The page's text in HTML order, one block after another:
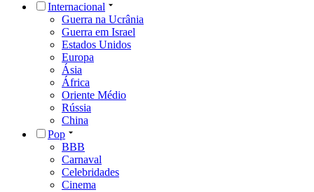
Internacional
Guerra na Ucrânia
Guerra em Israel
Estados Unidos
Europa
Ásia
África
Oriente Médio
Rússia
China
Pop
BBB
Carnaval
Celebridades
Cinema